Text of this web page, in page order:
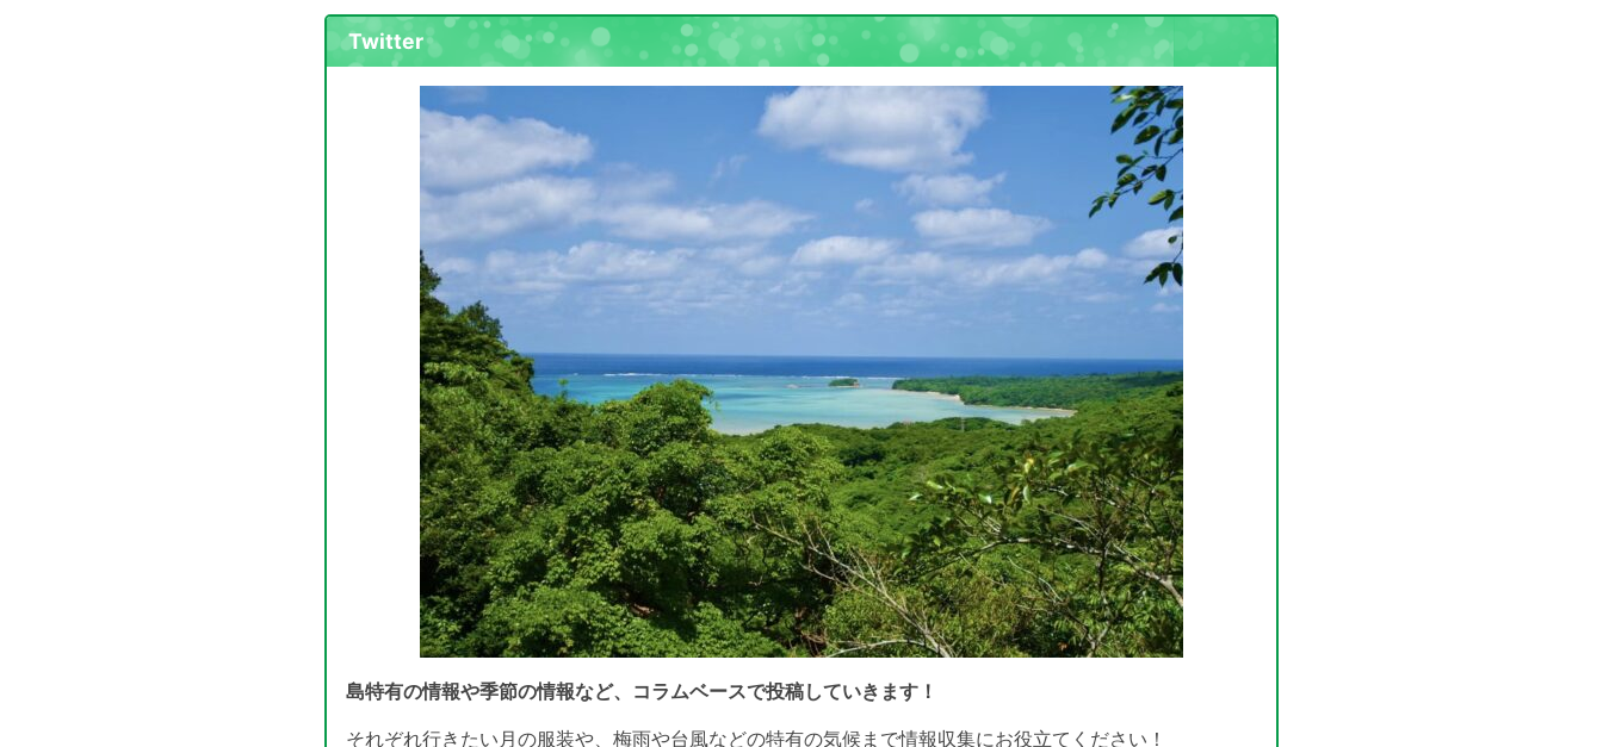
Twitter
島特有の情報や季節の情報など、コラムベースで投稿していきます！
それぞれ行きたい月の服装や、梅雨や台風などの特有の気候まで情報収集にお役立てください！